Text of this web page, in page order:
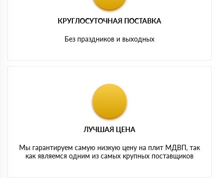
КРУГЛОСУТОЧНАЯ ПОСТАВКА
Без праздников и выходных
ЛУЧШАЯ ЦЕНА
Мы гарантируем самую низкую цену на плит МДВП, так
как являемся одним из самых крупных поставщиков